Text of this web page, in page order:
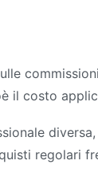
il costo
regolari